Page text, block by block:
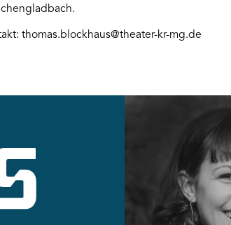
thomas.blockhaus@theater-kr-mg.de